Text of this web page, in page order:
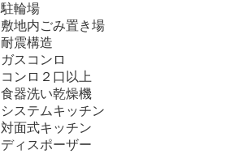
駐輪場
敷地内ごみ置き場
耐震構造
ガスコンロ
コンロ２口以上
食器洗い乾燥機
システムキッチン
対面式キッチン
ディスポーザー